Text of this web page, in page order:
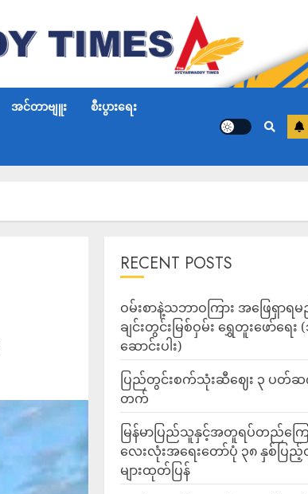
အင်တာဗျူး စီးပွားရေး
RECENT POSTS
ဝမ်းစာနဲ့သဘာဝကြား အဖြေရှာရ
ချင်းတွင်းမြစ်ဝှမ်း ရွှေတူးဖော်ရေ
ဆောင်းပါး)
ပြည်တွင်းစက်သုံးဆီဈေး ၃ ပတ်
တက်
မြန်မာပြည်သူနှင့်အတူရပ်တည်ကြေ
လေးလုံးအရေးတော်ပုံ ၃၈ နှစ်ပြ
များထုတ်ပြန်